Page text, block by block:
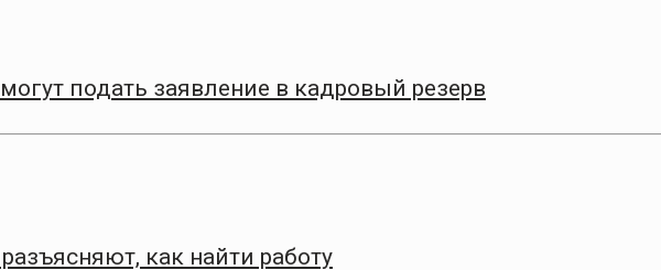
подать заявление в кадровый резерв
как найти работу